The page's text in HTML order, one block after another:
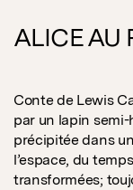
ALICE AU
Conte de Lewis
par un lapin
précipitée dans
l’espace, du
transformées;